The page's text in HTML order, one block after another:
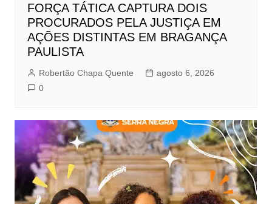
FORÇA TÁTICA CAPTURA DOIS
PROCURADOS PELA JUSTIÇA EM
AÇÕES DISTINTAS EM BRAGANÇA
PAULISTA
Robertão Chapa Quente
agosto 6, 2026
0